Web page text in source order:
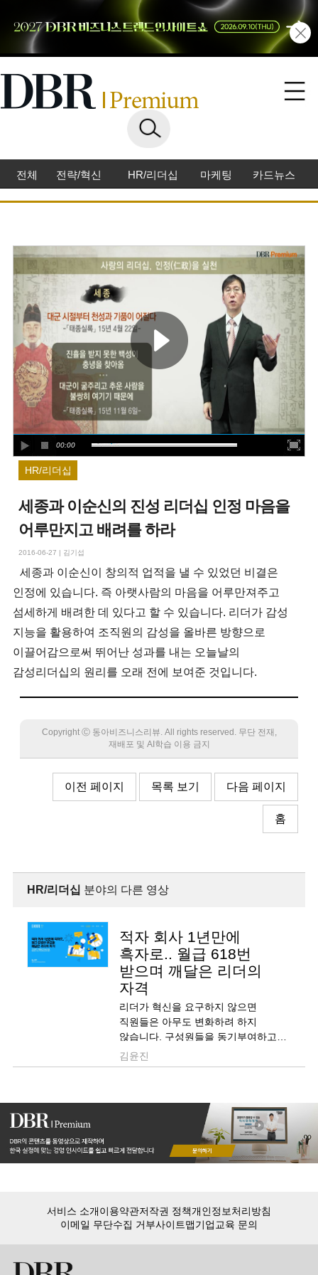
전체 전략/혁신 HR/리더십 마케팅 카드뉴스
00:00
HR/리더십
세종과 이순신의 진성 리더십 인정 마음을
어루만지고 배려를 하라
2016-06-27 | 김기섭
세종과 이순신이 창의적 업적을 낼 수 있었던 비결은
인정에 있습니다. 즉 아랫사람의 마음을 어루만져주고
섬세하게 배려한 데 있다고 할 수 있습니다. 리더가 감성
지능을 활용하여 조직원의 감성을 올바른 방향으로
이끌어감으로써 뛰어난 성과를 내는 오늘날의
감성리더십의 원리를 오래 전에 보여준 것입니다.
Copyright Ⓒ 동아비즈니스리뷰. All rights reserved. 무단 전재,
재배포 및 AI학습 이용 금지
이전 페이지 목록 보기 다음 페이지
홈
HR/리더십 분야의 다른 영상
적자 회사 1년만에
흑자로.. 월급 618번
받으며 깨달은 리더의
자격
리더가 혁신을 요구하지 않으면
직원들은 아무도 변화하려 하지
않습니다. 구성원들을 동기부여하고
설득하기 위해서는 리더부터
솔선수범해야 합니다.
김윤진
서비스 소개이용약관저작권 정책개인정보처리방침
이메일 무단수집 거부사이트맵기업교육 문의